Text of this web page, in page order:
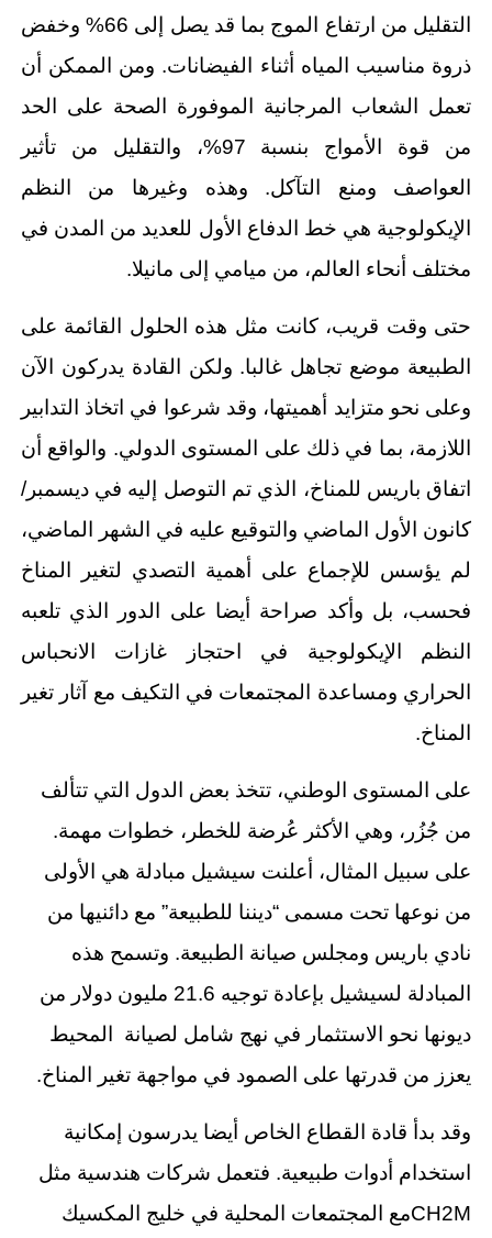
التقليل من ارتفاع الموج بما قد يصل إلى 66% وخفض
ذروة مناسيب المياه أثناء الفيضانات. ومن الممكن أن
تعمل الشعاب المرجانية الموفورة الصحة على الحد
من قوة الأمواج بنسبة 97%، والتقليل من تأثير
العواصف ومنع التآكل. وهذه وغيرها من النظم
الإيكولوجية هي خط الدفاع الأول للعديد من المدن في
مختلف أنحاء العالم، من ميامي إلى مانيلا.
حتى وقت قريب، كانت مثل هذه الحلول القائمة على
الطبيعة موضع تجاهل غالبا. ولكن القادة يدركون الآن
وعلى نحو متزايد أهميتها، وقد شرعوا في اتخاذ التدابير
اللازمة، بما في ذلك على المستوى الدولي. والواقع أن
اتفاق باريس للمناخ، الذي تم التوصل إليه في ديسمبر/
كانون الأول الماضي والتوقيع عليه في الشهر الماضي،
لم يؤسس للإجماع على أهمية التصدي لتغير المناخ
فحسب، بل وأكد صراحة أيضا على الدور الذي تلعبه
النظم الإيكولوجية في احتجاز غازات الانحباس
الحراري ومساعدة المجتمعات في التكيف مع آثار تغير
المناخ.
على المستوى الوطني، تتخذ بعض الدول التي تتألف
من جُزُر، وهي الأكثر عُرضة للخطر، خطوات مهمة.
على سبيل المثال، أعلنت سيشيل مبادلة هي الأولى
من نوعها تحت مسمى “ديننا للطبيعة” مع دائنيها من
نادي باريس ومجلس صيانة الطبيعة. وتسمح هذه
المبادلة لسيشيل بإعادة توجيه 21.6 مليون دولار من
ديونها نحو الاستثمار في نهج شامل لصيانة المحيط
يعزز من قدرتها على الصمود في مواجهة تغير المناخ.
وقد بدأ قادة القطاع الخاص أيضا يدرسون إمكانية
استخدام أدوات طبيعية. فتعمل شركات هندسية مثل
CH2Mمع المجتمعات المحلية في خليج المكسيك